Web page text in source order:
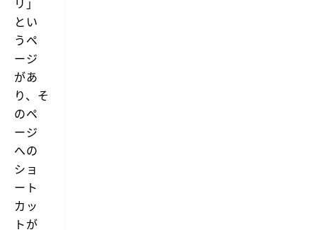
とい
うペ
ージ
があ
り、そ
のペ
ージ
への
ショ
ート
カッ
トが